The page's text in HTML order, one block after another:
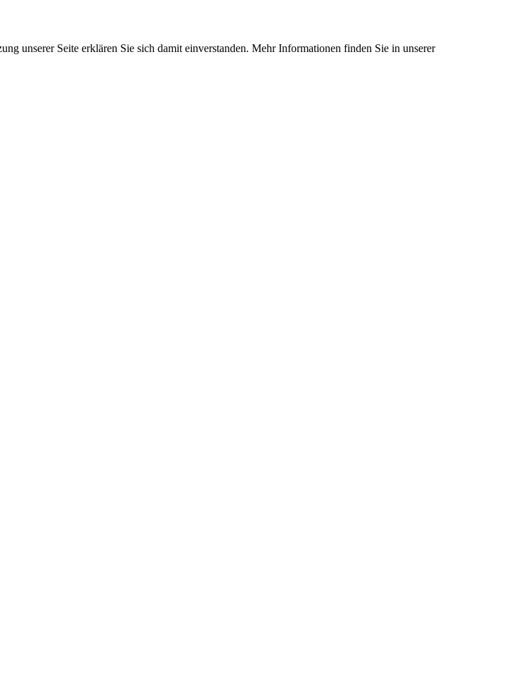
unserer Seite erklären Sie sich damit einverstanden. Mehr Informationen finden Sie in unserer